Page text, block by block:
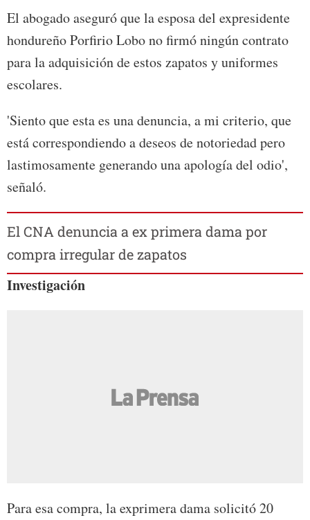
El abogado aseguró que la esposa del expresidente
hondureño Porfirio Lobo no firmó ningún contrato
para la adquisición de estos zapatos y uniformes
escolares.
'Siento que esta es una denuncia, a mi criterio, que
está correspondiendo a deseos de notoriedad pero
lastimosamente generando una apología del odio',
señaló.
El CNA denuncia a ex primera dama por
compra irregular de zapatos
Investigación
Para esa compra, la exprimera dama solicitó 20